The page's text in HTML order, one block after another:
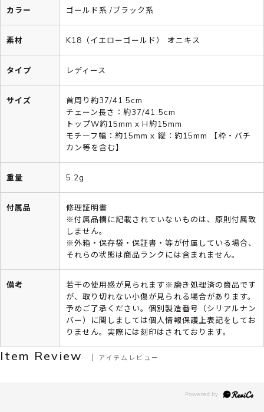
カラー ゴールド系 /ブラック系
素材 K18（イエローゴールド） オニキス
タイプ レディース
サイズ
首周り約37/41.5cm
チェーン長さ：約37/41.5cm
トップW約15mm x H約15mm
モチーフ幅：約15mm x 縦：約15mm 【枠・バチ
カン等を含む】
重量 5.2g
付属品
修理証明書
※付属品欄に記載されていないものは、原則付属致
しません。
※外箱・保存袋・保証書・等が付属している場合、
それらの状態は商品ランクには含まれません。
備考
若干の使用感が見られます※磨き処理済の商品です
が、取り切れない小傷が見られる場合があります。
予めご了承ください。個別製造番号（シリアルナン
バー）に関しましては個人情報保護上表記をしてお
りません。実際には刻印はされております。
Item Review アイテムレビュー